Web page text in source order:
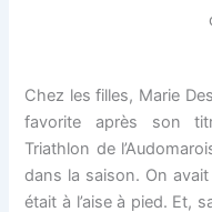
Chez les filles, Marie
favorite après son
Triathlon de
dans la saison. On
était à l’aise à pied. Et,